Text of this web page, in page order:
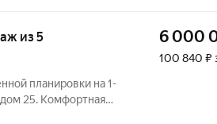
из 5
планировки на 1-
25. Комфортная
6 000
100 840 ₽